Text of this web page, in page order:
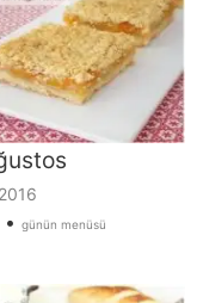
• günün menüsü